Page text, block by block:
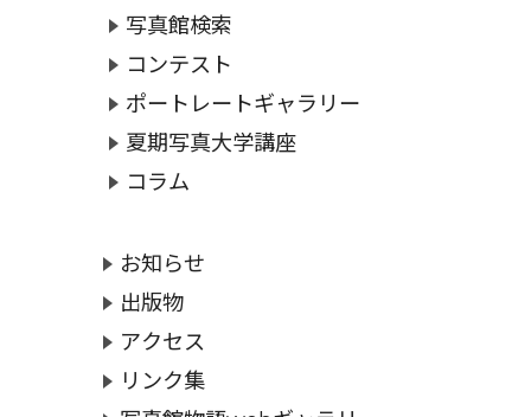
写真館検索
コンテスト
ポートレートギャラリー
夏期写真大学講座
コラム
お知らせ
出版物
アクセス
リンク集